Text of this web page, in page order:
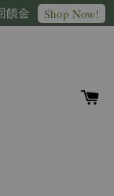
饋金 Shop Now!